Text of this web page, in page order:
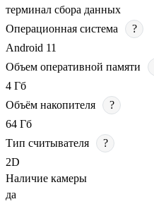
терминал сбора данных
Операционная система
?
Android 11
Объем оперативной памяти
4 Гб
Объём накопителя
?
64 Гб
Тип считывателя
?
2D
Наличие камеры
да